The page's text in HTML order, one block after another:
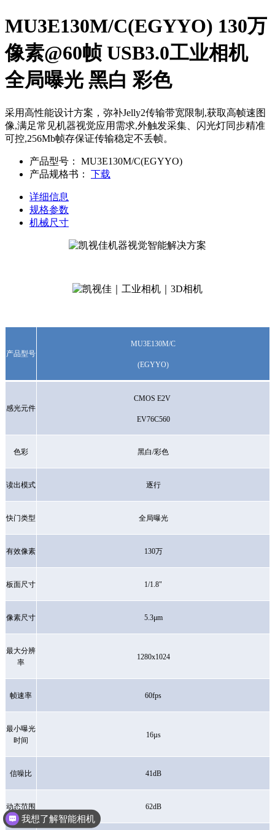
MU3E130M/C(EGYYO) 130万
像素@60帧 USB3.0工业相机
全局曝光 黑白 彩色
采用高性能设计方案，弥补Jelly2传输带宽限制,获取高帧速图
像,满足常见机器视觉应用需求,外触发采集、闪光灯同步精准
可控,256Mb帧存保证传输稳定不丢帧。
产品型号：
MU3E130M/C(EGYYO)
产品规格书：
下载
详细信息
规格参数
机械尺寸
产品型号
MU3E130M/C
(EGYYO)
感光元件
CMOS E2V
EV76C560
色彩 黑白/彩色
读出模式 逐行
快门类型 全局曝光
有效像素 130万
板面尺寸 1/1.8"
像素尺寸 5.3μm
最大分辨
率
1280x1024
帧速率 60fps
最小曝光
时间
16µs
信噪比 41dB
动态范围 62dB
我想了解智能相机